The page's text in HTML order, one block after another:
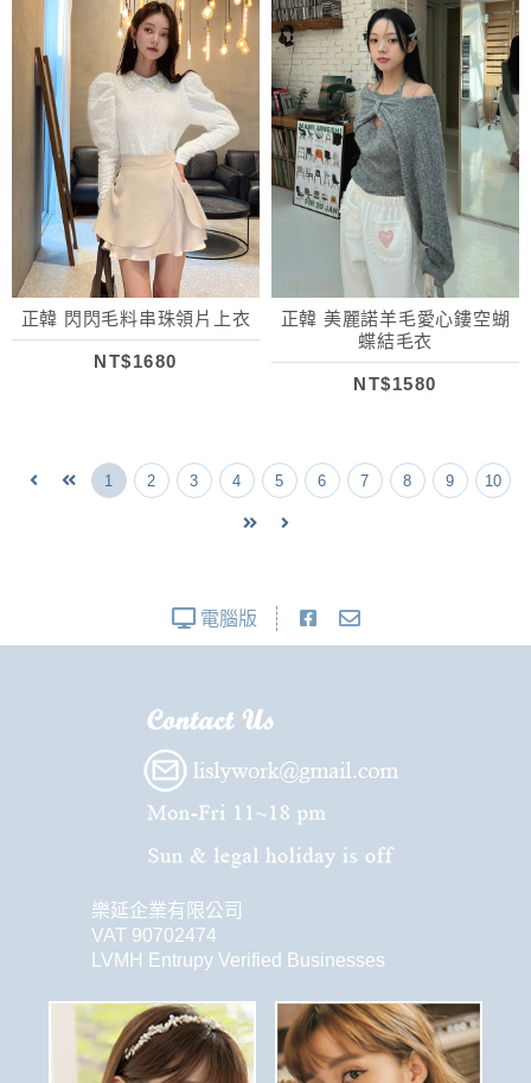
正韓 閃閃毛料串珠領片上衣
NT$1680
正韓 美麗諾羊毛愛心鏤空蝴
蝶結毛衣
NT$1580
1 2 3 4 5 6 7 8 9 10
電腦版
樂延企業有限公司
VAT 90702474
LVMH Entrupy Verified Businesses